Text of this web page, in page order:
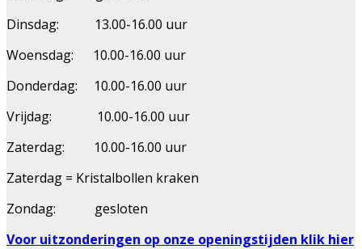
Dinsdag: 13.00-16.00 uur
Woensdag: 10.00-16.00 uur
Donderdag: 10.00-16.00 uur
Vrijdag: 10.00-16.00 uur
Zaterdag: 10.00-16.00 uur
Zaterdag = Kristalbollen kraken
Zondag: gesloten
Voor uitzonderingen op onze openingstijden klik hier